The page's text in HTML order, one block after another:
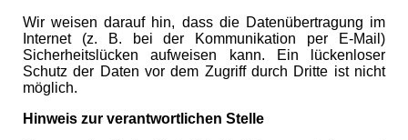
Wir weisen darauf hin, dass die Datenübertragung im
Internet (z. B. bei der Kommunikation per E-Mail)
Sicherheitslücken aufweisen kann. Ein lückenloser
Schutz der Daten vor dem Zugriff durch Dritte ist nicht
möglich.
Hinweis zur verantwortlichen Stelle